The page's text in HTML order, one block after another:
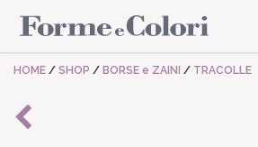
HOME / SHOP / BORSE e ZAINI / TRACOLLE